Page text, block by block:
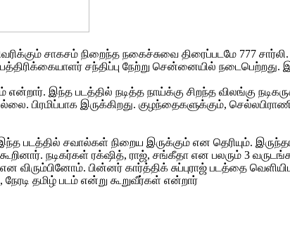
சாகசம் நிறைந்த நகைச்சுவை திரைப்படமே 777 சார்லி.
சந்திப்பு நேற்று சென்னையில்
இந்த படத்தில் நடித்த நாய்க்கு சிறந்த விலங்கு
பிரமிப்பாக இருக்கிறது. குழந்தைகளுக்கும்,
படத்தில் சவால்கள் நிறைய இருக்கும் என தெரியும்.
நடிகர்கள் ரக்‌ஷித், ராஜ், சங்கீதா என பலரும் 3
பின்னர் கார்த்திக் சுப்புராஜ் படத்தை
தமிழ் படம் என்று கூறுவீர்கள் என்றார்